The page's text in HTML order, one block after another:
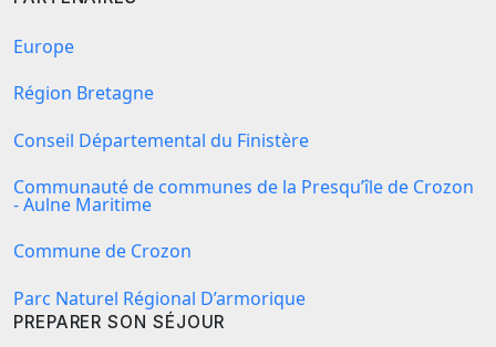
Europe
Région Bretagne
Conseil Départemental du Finistère
Communauté de communes de la Presqu’île de Crozon
- Aulne Maritime
Commune de Crozon
Parc Naturel Régional D’armorique
PREPARER SON SÉJOUR